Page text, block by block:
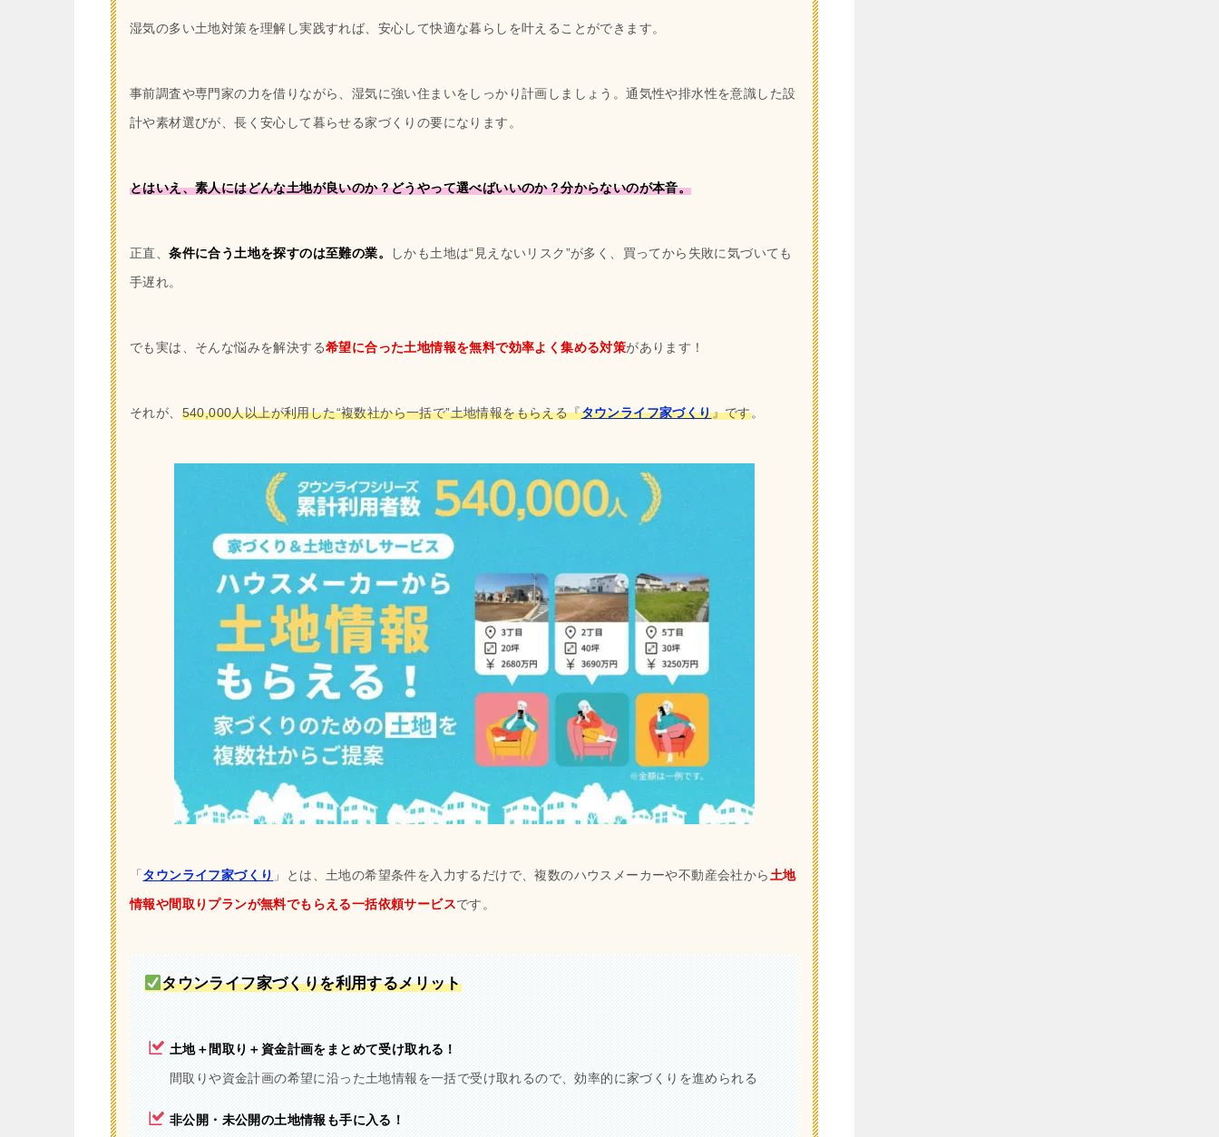
湿気の多い土地対策を理解し実践すれば、安心して快適な暮らしを叶えることができます。
事前調査や専門家の力を借りながら、湿気に強い住まいをしっかり計画しましょう。通気性や排水性を意識した設
計や素材選びが、長く安心して暮らせる家づくりの要になります。
とはいえ、素人にはどんな土地が良いのか？どうやって選べばいいのか？分からないのが本音。
正直、条件に合う土地を探すのは至難の業。
しかも土地は“見えないリスク”が多く、買ってから失敗に気づいても
手遅れ。
でも実は、そんな悩みを解決する希望に合った土地情報を無料で効率よく集める対策があります！
それが、 540,000人以上が利用した“複数社から一括で”土地情報をもらえる『タウンライフ家づくり』です。
「 タウンライフ家づくり 」とは、土地の希望条件を入力するだけで、複数のハウスメーカーや不動産会社から 土地
情報や間取りプランが無料でもらえる一括依頼サービスです。
タウンライフ家づくりを利用するメリット
土地＋間取り＋資金計画をまとめて受け取れる！
間取りや資金計画の希望に沿った土地情報を一括で受け取れるので、効率的に家づくりを進められる
非公開・未公開の土地情報も手に入る！